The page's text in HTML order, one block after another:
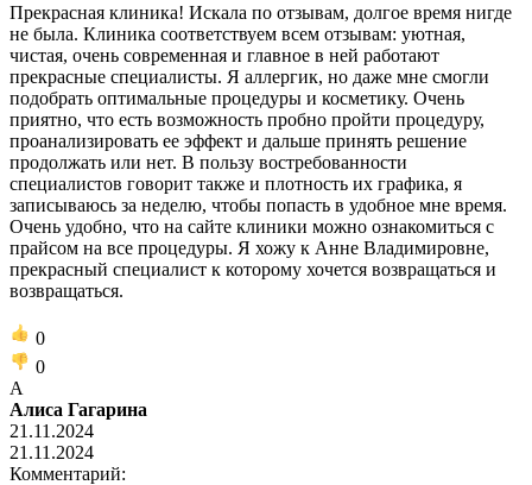
Прекрасная клиника! Искала по отзывам, долгое время нигде
не была. Клиника соответствуем всем отзывам: уютная,
чистая, очень современная и главное в ней работают
прекрасные специалисты. Я аллергик, но даже мне смогли
подобрать оптимальные процедуры и косметику. Очень
приятно, что есть возможность пробно пройти процедуру,
проанализировать ее эффект и дальше принять решение
продолжать или нет. В пользу востребованности
специалистов говорит также и плотность их графика, я
записываюсь за неделю, чтобы попасть в удобное мне время.
Очень удобно, что на сайте клиники можно ознакомиться с
прайсом на все процедуры. Я хожу к Анне Владимировне,
прекрасный специалист к которому хочется возвращаться и
возвращаться.
0
0
А
Алиса Гагарина
21.11.2024
21.11.2024
Комментарий: